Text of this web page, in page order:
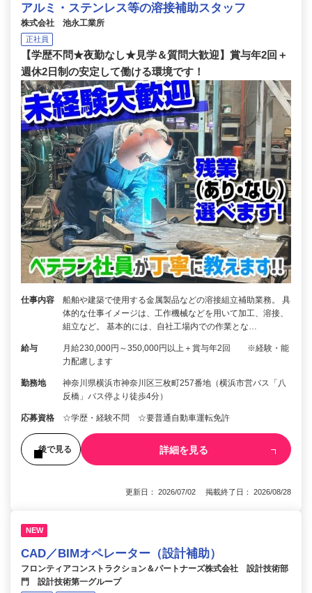
アルミ・ステンレス等の溶接補助スタッフ
株式会社 池永工業所
正社員
【学歴不問★夜勤なし★見学＆質問大歓迎】賞与年2回＋
週休2日制の安定して働ける環境です！
仕事内容
船舶や建築で使用する金属製品などの溶接組立補助業務。 具
体的な仕事イメージは、工作機械などを用いて加工、溶接、
組立など。 基本的には、自社工場内での作業とな…
給与
月給230,000円～350,000円以上＋賞与年2回 ※経験・能
力配慮します
勤務地
神奈川県横浜市神奈川区三枚町257番地（横浜市営バス「八
反橋」バス停より徒歩4分）
応募資格 ☆学歴・経験不問 ☆要普通自動車運転免許
後で見る 詳細を見る
更新日： 2026/07/02 掲載終了日： 2026/08/28
NEW
CAD／BIMオペレーター（設計補助）
フロンティアコンストラクション＆パートナーズ株式会社 設計技術部
門 設計技術第一グループ